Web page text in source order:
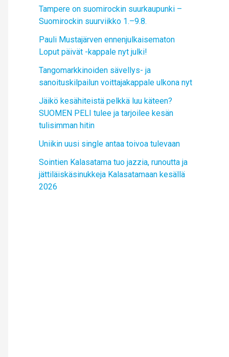
Tampere on suomirockin suurkaupunki –
Suomirockin suurviikko 1.–9.8.
Pauli Mustajärven ennenjulkaisematon
Loput päivät -kappale nyt julki!
Tangomarkkinoiden sävellys- ja
sanoituskilpailun voittajakappale ulkona nyt
Jäikö kesähiteistä pelkkä luu käteen?
SUOMEN PELI tulee ja tarjoilee kesän
tulisimman hitin
Uniikin uusi single antaa toivoa tulevaan
Sointien Kalasatama tuo jazzia, runoutta ja
jättiläiskäsinukkeja Kalasatamaan kesällä
2026